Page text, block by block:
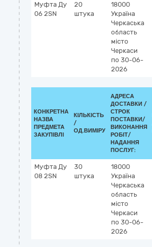
Муфта Ду
06 2SN
20
штука
18000
Україна
Черкаська
область
місто
Черкаси
по 30-06-
2026
КОНКРЕТНА
НАЗВА
ПРЕДМЕТА
ЗАКУПІВЛІ
КІЛЬКІСТЬ
/
ОД.ВИМІРУ
АДРЕСА
ДОСТАВКИ /
СТРОК
ПОСТАВКИ/
ВИКОНАННЯ
РОБІТ/
НАДАННЯ
ПОСЛУГ:
Муфта Ду
08 2SN
30
штука
18000
Україна
Черкаська
область
місто
Черкаси
по 30-06-
2026